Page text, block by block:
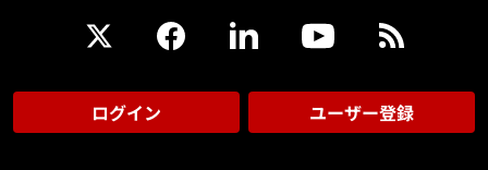
ログイン ユーザー登録